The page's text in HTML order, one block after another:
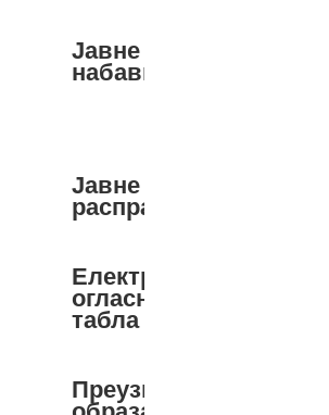
Јавне
набавке
Јавне
расправе
Електронска
огласна
табла
Преузимање